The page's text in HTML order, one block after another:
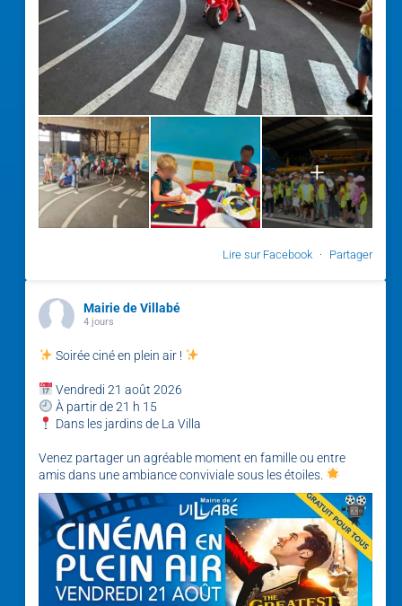
+
Lire sur Facebook · Partager
Mairie de Villabé
4 jours
Soirée ciné en plein air !
Vendredi 21 août 2026
À partir de 21 h 15
Dans les jardins de La Villa
Venez partager un agréable moment en famille ou entre
amis dans une ambiance conviviale sous les étoiles.